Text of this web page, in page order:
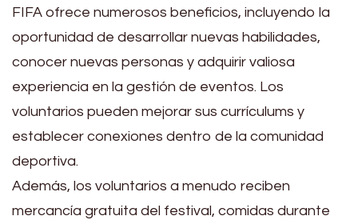
FIFA ofrece numerosos beneficios, incluyendo la
oportunidad de desarrollar nuevas habilidades,
conocer nuevas personas y adquirir valiosa
experiencia en la gestión de eventos. Los
voluntarios pueden mejorar sus currículums y
establecer conexiones dentro de la comunidad
deportiva.
Además, los voluntarios a menudo reciben
mercancía gratuita del festival, comidas durante